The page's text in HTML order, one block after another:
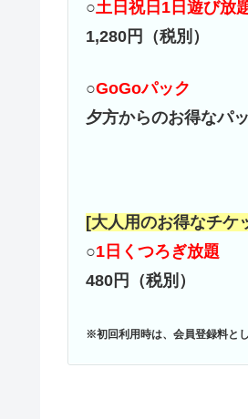
○土日祝日1日遊び放
1,280円（税別）
○GoGoパック
夕方からのお得なパ
[大人用のお得なチケ
○1日くつろぎ放題
480円（税別）
※初回利用時は、会員登録料と